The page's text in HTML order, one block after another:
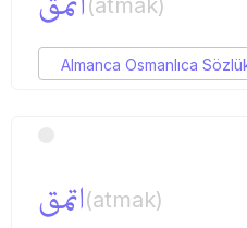
Almanca Osmanlıca
اتمق(atmak)